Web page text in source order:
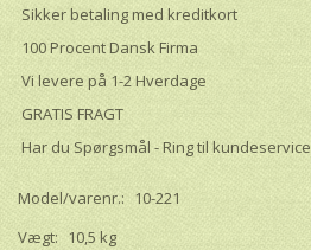
Sikker betaling med kreditkort
100 Procent Dansk Firma
Vi levere på 1-2 Hverdage
GRATIS FRAGT
Har du Spørgsmål - Ring til kundeservice
Model/varenr.: 10-221
Vægt:
10,5 kg